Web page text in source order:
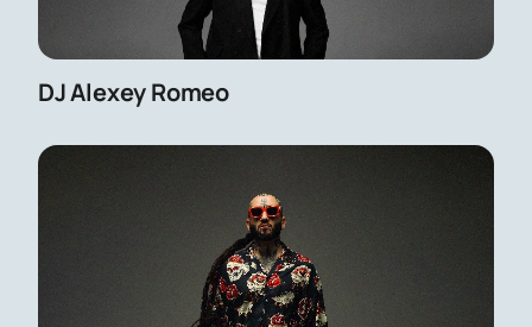
DJ Alexey Romeo